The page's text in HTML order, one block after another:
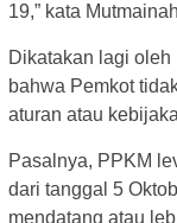
19,” kata
Dikatakan lagi
bahwa Pemkot
aturan atau
Pasalnya, PPKM
dari tanggal 5
mendatang atau